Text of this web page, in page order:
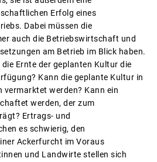
Erfolg eines
Dabei müssen die
auch die Betriebswirtschaft und
am Betrieb im Blick haben.
Ernte der geplanten Kultur die
Kann die geplante Kultur in
werden? Kann ein
werden, der zum
Ertrags- und
es schwierig, den
Ackerfurcht im Voraus
und Landwirte stellen sich